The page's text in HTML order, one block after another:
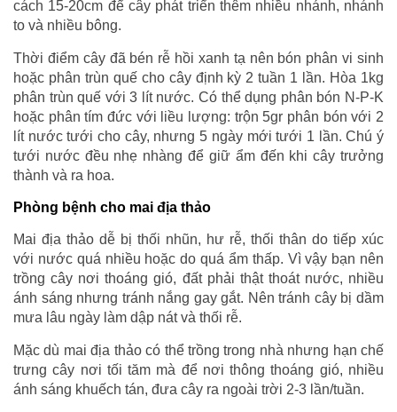
cách 15-20cm để cây phát triển thêm nhiều nhánh, nhánh
to và nhiều bông.
Thời điểm cây đã bén rễ hồi xanh tạ nên bón phân vi sinh
hoặc phân trùn quế cho cây định kỳ 2 tuần 1 lần. Hòa 1kg
phân trùn quế với 3 lít nước. Có thể dụng phân bón N-P-K
hoặc phân tím đức với liều lượng: trộn 5gr phân bón với 2
lít nước tưới cho cây, nhưng 5 ngày mới tưới 1 lần. Chú ý
tưới nước đều nhẹ nhàng để giữ ẩm đến khi cây trưởng
thành và ra hoa.
Phòng bệnh cho mai địa thảo
Mai địa thảo dễ bị thối nhũn, hư rễ, thối thân do tiếp xúc
với nước quá nhiều hoặc do quá ẩm thấp. Vì vậy bạn nên
trồng cây nơi thoáng gió, đất phải thật thoát nước, nhiều
ánh sáng nhưng tránh nắng gay gắt. Nên tránh cây bị dầm
mưa lâu ngày làm dập nát và thối rễ.
Mặc dù mai địa thảo có thể trồng trong nhà nhưng hạn chế
trưng cây nơi tối tăm mà để nơi thông thoáng gió, nhiều
ánh sáng khuếch tán, đưa cây ra ngoài trời 2-3 lần/tuần.